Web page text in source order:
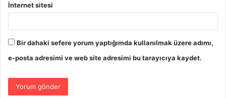
İnternet sitesi
Bir dahaki sefere yorum yaptığımda kullanılmak üzere adımı,
e-posta adresimi ve web site adresimi bu tarayıcıya kaydet.